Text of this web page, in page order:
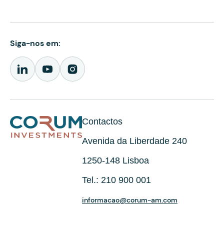
Siga-nos em:
Contactos
Avenida da Liberdade 240
1250-148 Lisboa
Tel.: 210 900 001
informacao@corum-am.com